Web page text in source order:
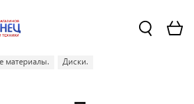
материалы.
Диски.